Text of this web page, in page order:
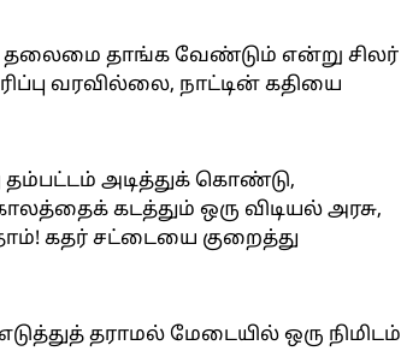
தாங்க வேண்டும் என்று சிலர்
வரவில்லை, நாட்டின் கதியை
தம்பட்டம் அடித்துக் கொண்டு,
கடத்தும் ஒரு விடியல் அரசு,
கதர் சட்டையை குறைத்து
தராமல் மேடையில் ஒரு நிமிடம்